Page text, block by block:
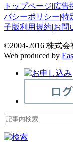
トップページ|広告
バシーポリシー|特
子版利用規約|お問
©2004-2016 株式会
Web produced by